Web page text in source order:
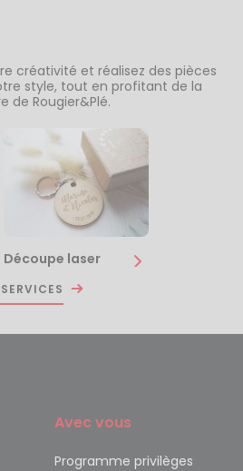
créativité et réalisez des pièces
style, tout en profitant de la
de Rougier&Plé.
Découpe laser
Avec vous
Programme privilèges